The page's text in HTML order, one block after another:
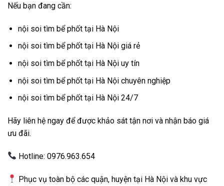
Nếu bạn đang cần:
nội soi tìm bể phốt tại Hà Nội
nội soi tìm bể phốt tại Hà Nội giá rẻ
nội soi tìm bể phốt tại Hà Nội uy tín
nội soi tìm bể phốt tại Hà Nội chuyên nghiệp
nội soi tìm bể phốt tại Hà Nội 24/7
Hãy liên hệ ngay để được khảo sát tận nơi và nhận báo giá
ưu đãi.
Hotline: 0976.963.654
Phục vụ toàn bộ các quận, huyện tại Hà Nội và khu vực